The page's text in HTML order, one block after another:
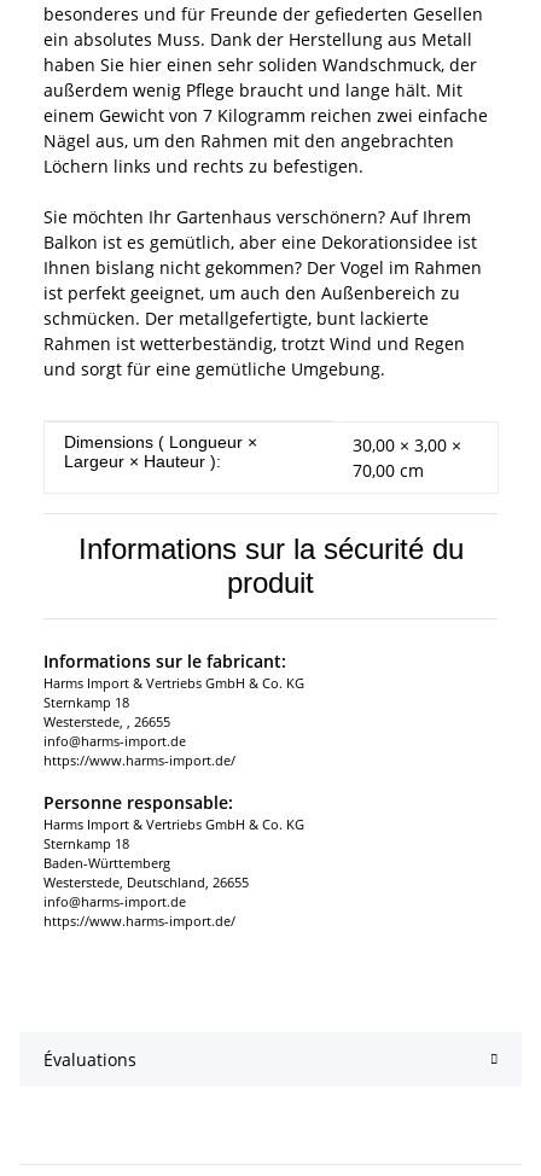
besonderes und für Freunde der gefiederten Gesellen
ein absolutes Muss. Dank der Herstellung aus Metall
haben Sie hier einen sehr soliden Wandschmuck, der
außerdem wenig Pflege braucht und lange hält. Mit
einem Gewicht von 7 Kilogramm reichen zwei einfache
Nägel aus, um den Rahmen mit den angebrachten
Löchern links und rechts zu befestigen.
Sie möchten Ihr Gartenhaus verschönern? Auf Ihrem
Balkon ist es gemütlich, aber eine Dekorationsidee ist
Ihnen bislang nicht gekommen? Der Vogel im Rahmen
ist perfekt geeignet, um auch den Außenbereich zu
schmücken. Der metallgefertigte, bunt lackierte
Rahmen ist wetterbeständig, trotzt Wind und Regen
und sorgt für eine gemütliche Umgebung.
#productDetails.itemInformation#
#productDetails.itemValue#
Dimensions ( Longueur ×
Largeur × Hauteur ):
30,00 × 3,00 ×
70,00 cm
Informations sur la sécurité du
produit
Informations sur le fabricant:
Harms Import & Vertriebs GmbH & Co. KG
Sternkamp 18
Westerstede, , 26655
info@harms-import.de
https://www.harms-import.de/
Personne responsable:
Harms Import & Vertriebs GmbH & Co. KG
Sternkamp 18
Baden-Württemberg
Westerstede, Deutschland, 26655
info@harms-import.de
https://www.harms-import.de/
Évaluations